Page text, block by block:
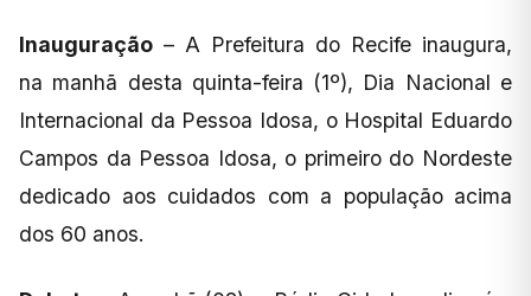
Inauguração – A Prefeitura do Recife inaugura,
na manhã desta quinta-feira (1º), Dia Nacional e
Internacional da Pessoa Idosa, o Hospital Eduardo
Campos da Pessoa Idosa, o primeiro do Nordeste
dedicado aos cuidados com a população acima
dos 60 anos.